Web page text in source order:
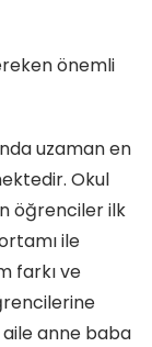
önemli
uzaman en
Okul
öğrenciler ilk
ile
farkı ve
anne baba